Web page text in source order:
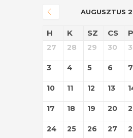
AUGUSZTUS
H K SZ CS P
27 28 29 30
3 4 5 6 7
10 11 12 13
17 18 19 20
24 25 26 27